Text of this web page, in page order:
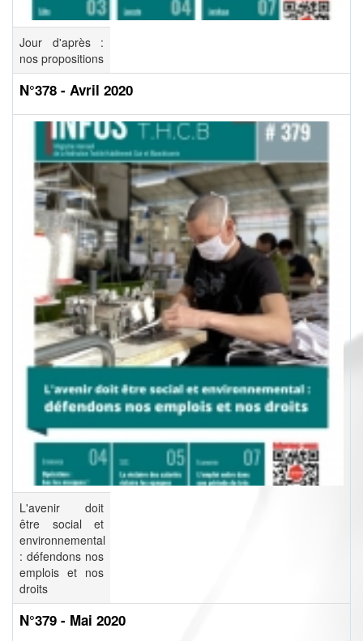
Jour d'après :
nos propositions
N°378 - Avril 2020
L'avenir doit
être social et
environnemental
: défendons nos
emplois et nos
droits
N°379 - Mai 2020